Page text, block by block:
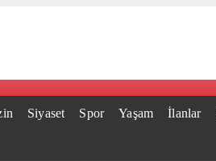
Siyaset Spor Yaşam İlanlar